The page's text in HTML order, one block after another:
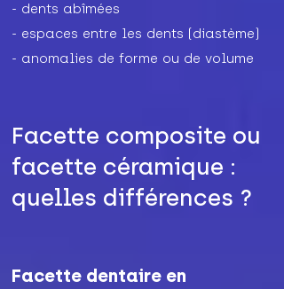
- dents abîmées
- espaces entre les dents (diastème)
- anomalies de forme ou de volume
Facette composite ou
facette céramique :
quelles différences ?
Facette dentaire en